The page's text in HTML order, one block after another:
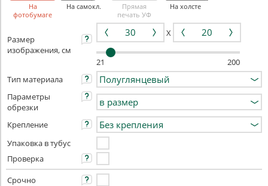
На
фотобумаге
На самокл.
Прямая
печать УФ
На холсте
Размер
изображения, см
X
21
200
Тип материала
Параметры
обрезки
Крепление
Упаковка в тубус
Проверка
Срочно